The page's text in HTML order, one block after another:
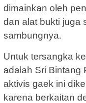
dimainkan oleh
dan alat bukti juga
sambungnya.
Untuk tersangka
adalah Sri Bintang
aktivis gaek ini
karena berkaitan